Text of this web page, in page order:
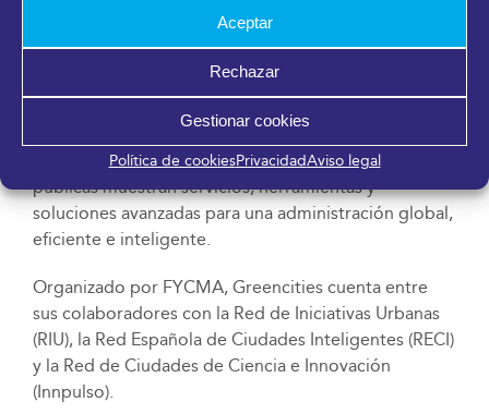
Aceptar
Rechazar
Gestionar cookies
Política de cookiesPrivacidadAviso legal
confirmadas hasta el momento entre las que se
Madrid- para debatir en torno a los nuevos desafíos
zona expositiva donde empresas y entidades
públicas muestran servicios, herramientas y
soluciones avanzadas para una administración global,
eficiente e inteligente.
Organizado por FYCMA, Greencities cuenta entre
sus colaboradores con la Red de Iniciativas Urbanas
(RIU), la Red Española de Ciudades Inteligentes (RECI)
y la Red de Ciudades de Ciencia e Innovación
(Innpulso).